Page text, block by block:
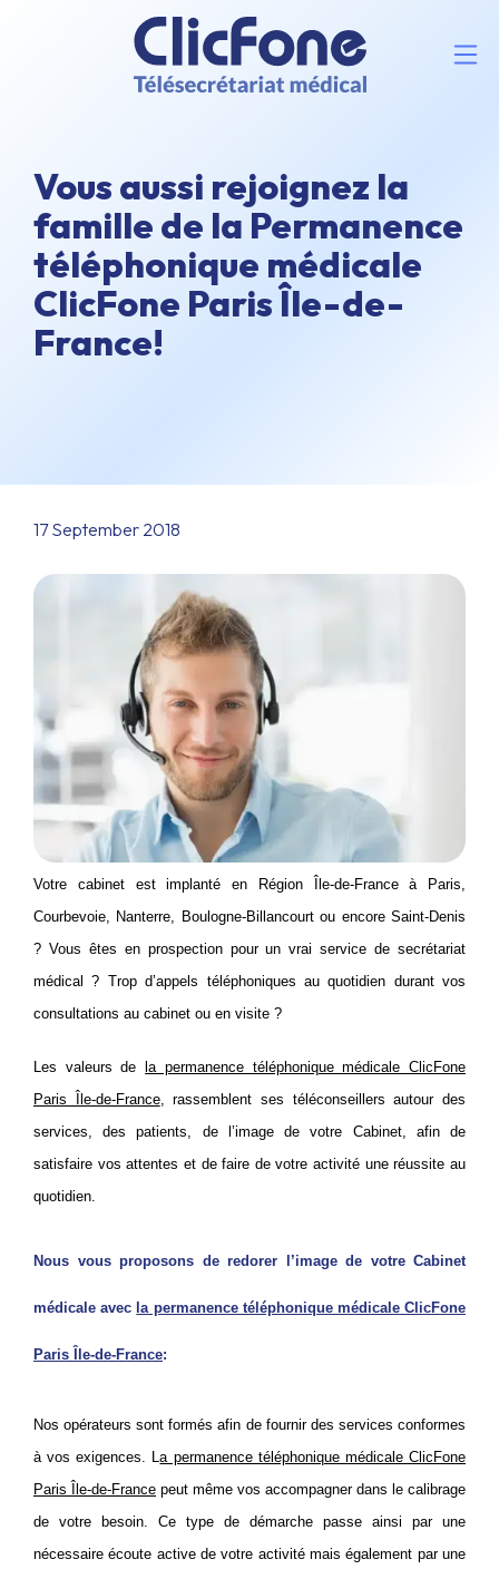
Vous aussi rejoignez la
famille de la Permanence
téléphonique médicale
ClicFone Paris Île-de-
France!
17 September 2018
Votre cabinet est implanté en Région Île-de-France à Paris,
Courbevoie, Nanterre, Boulogne-Billancourt ou encore Saint-Denis
? Vous êtes en prospection pour un vrai service de secrétariat
médical ? Trop d’appels téléphoniques au quotidien durant vos
consultations au cabinet ou en visite ?
Les valeurs de
la permanence téléphonique médicale ClicFone
Paris Île-de-France, rassemblent ses téléconseillers autour des
services, des patients, de l’image de votre Cabinet, afin de
satisfaire vos attentes et de faire de votre activité une réussite au
quotidien.
Nous vous proposons de redorer l’image de votre Cabinet
médicale avec la permanence téléphonique médicale ClicFone
Paris Île-de-France:
Nos opérateurs sont formés afin de fournir des services conformes
à vos exigences. La permanence téléphonique médicale ClicFone
Paris Île-de-France peut même vos accompagner dans le calibrage
de votre besoin. Ce type de démarche passe ainsi par une
nécessaire écoute active de votre activité mais également par une